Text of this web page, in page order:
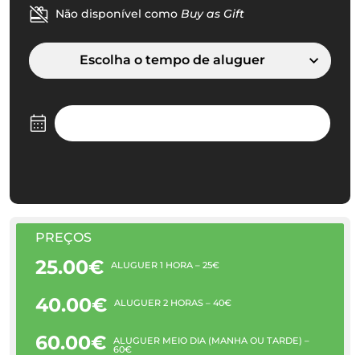
Não disponível como Buy as Gift
Escolha o tempo de aluguer
PREÇOS
25.00€ ALUGUER 1 HORA – 25€
40.00€ ALUGUER 2 HORAS – 40€
60.00€ ALUGUER MEIO DIA (MANHÃ OU TARDE) –
60€